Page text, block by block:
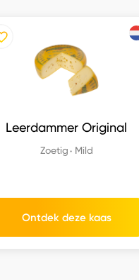
Leerdammer Original
Zoetig Mild
Ontdek deze kaas